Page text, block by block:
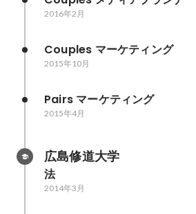
2016年2月
Couples マーケティング
2015年10月
Pairs マーケティング
2015年4月
広島修道大学
法
2014年3月